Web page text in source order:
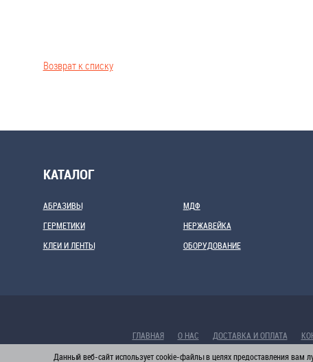
Возврат к списку
КАТАЛОГ
АБРАЗИВЫ
ГЕРМЕТИКИ
КЛЕИ И ЛЕНТЫ
МДФ
НЕРЖАВЕЙКА
ОБОРУДОВАНИЕ
ГЛАВНАЯ О НАС ДОСТАВКА И ОПЛАТА
Данный веб-сайт использует cookie-файлы в целях предоставления вам